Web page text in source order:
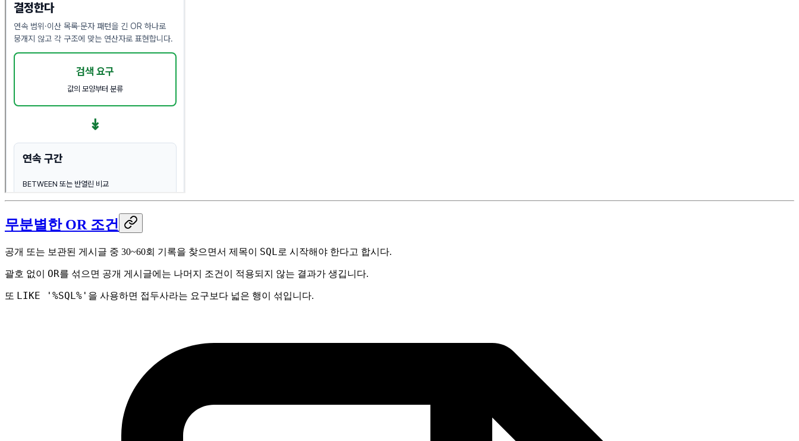
무분별한 OR 조건
공개 또는 보관된 게시글 중 30~60회 기록을 찾으면서 제목이 SQL 로 시작해야 한다고 합시다.
괄호 없이 OR를 섞으면 공개 게시글에는 나머지 조건이 적용되지 않는 결과가 생깁니다.
또 LIKE '%SQL%' 을 사용하면 접두사라는 요구보다 넓은 행이 섞입니다.